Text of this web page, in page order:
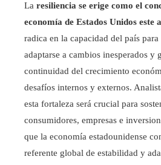
La resiliencia se erige como el
economía de Estados Unidos este
radica en la capacidad del país
adaptarse a cambios inesperados y
continuidad del crecimiento
desafíos internos y externos.
esta fortaleza será crucial para
consumidores, empresas e
que la economía estadounidense
referente global de estabilidad y